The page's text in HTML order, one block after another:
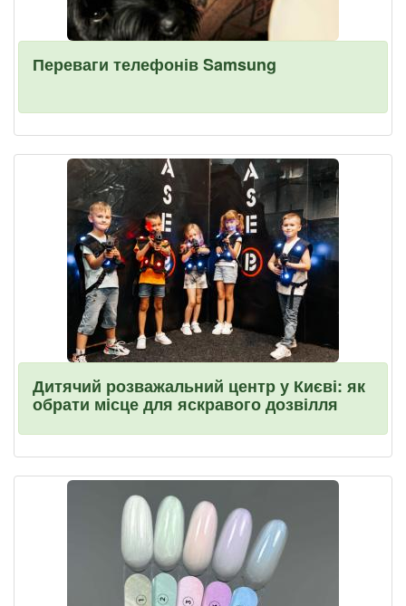
Переваги телефонів Samsung
Дитячий розважальний центр у Києві: як
обрати місце для яскравого дозвілля